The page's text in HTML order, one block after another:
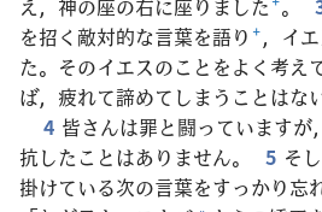
え，神の座の右に座りました+。
を招く敵対的な言葉を語り +，イ
た。そのイエスのことをよく考え
ば，疲れて諦めてしまうことはな
4 皆さんは罪と闘っていますが
抗したことはありません。
5 そ
掛けている次の言葉をすっかり忘